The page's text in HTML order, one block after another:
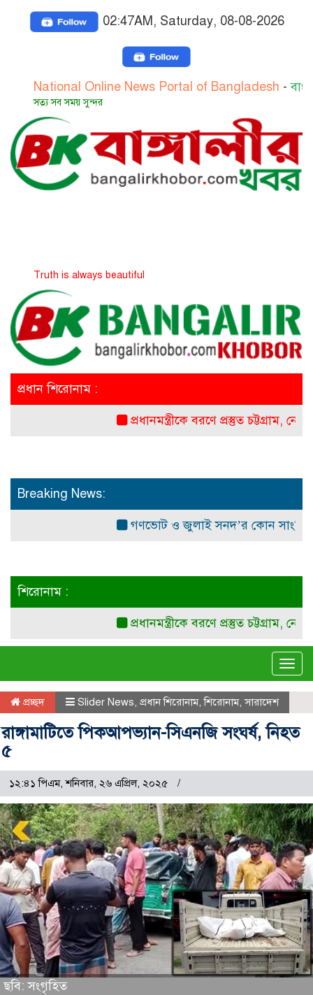
02:47AM, Saturday, 08-08-2026
Online News Portal of Bangladesh -
সব সময় সুন্দর
is always beautiful
প্রধান শিরোনাম :
প্রধানমন্ত্রীকে বরণে প্রস্তুত চট্টগ্রাম,
Breaking News:
গণভোট ও জুলাই সনদ’র কোন
শিরোনাম :
প্রধানমন্ত্রীকে বরণে প্রস্তুত চট্টগ্রাম,
প্রচ্ছদ Slider News, প্রধান শিরোনাম,শিরোনাম,সারাদেশ
রাঙ্গামাটিতে পিকআপভ্যান-সিএনজি সংঘর্ষ, নিহত
৫
১২:৪১ পিএম, শনিবার, ২৬ এপ্রিল, ২০২৫
ছবি: সংগৃহিত